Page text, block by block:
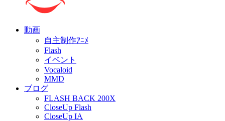
個人制作アニメを中心とした動画紹介ブログ
動画
自主制作ｱﾆﾒ
Flash
イベント
Vocaloid
MMD
ブログ
FLASH BACK 200X
CloseUp Flash
CloseUp IA